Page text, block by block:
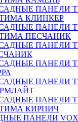
ПАНЕЛИ
КЛИНКЕР
ПАНЕЛИ
ПЕСЧАНИК
ПАНЕЛИ
ПАНЕЛИ
ПАНЕЛИ
ПАНЕЛИ
КИРПИЧ